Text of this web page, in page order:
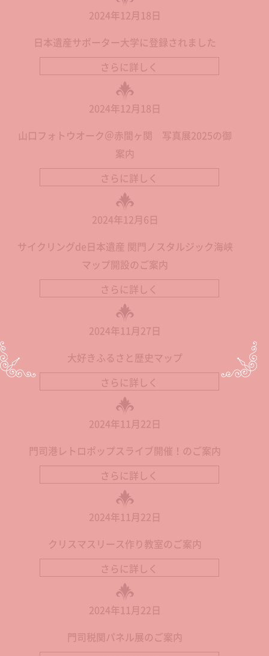
2024年12月18日
日本遺産サポーター大学に登録されました
さらに詳しく
2024年12月18日
山口フォトウオーク＠赤間ヶ関 写真展2025の御
案内
さらに詳しく
2024年12月6日
サイクリングde日本遺産 関門ノスタルジック海峡
マップ開設のご案内
さらに詳しく
2024年11月27日
大好きふるさと歴史マップ
さらに詳しく
2024年11月22日
門司港レトロポップスライブ開催！のご案内
さらに詳しく
2024年11月22日
クリスマスリース作り教室のご案内
さらに詳しく
2024年11月22日
門司税関パネル展のご案内